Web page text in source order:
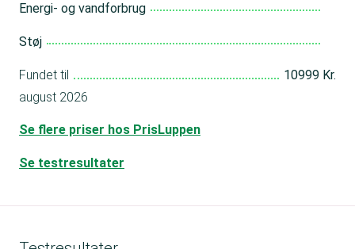
Energi- og vandforbrug
Støj
Fundet til
10999 Kr.
august 2026
Se flere priser hos PrisLuppen
Se testresultater